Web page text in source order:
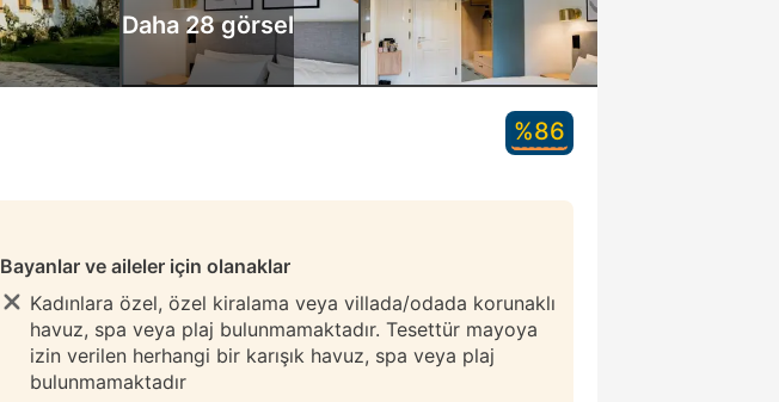
Daha 28 görsel
%86
Bayanlar ve aileler için olanaklar
Kadınlara özel, özel kiralama veya villada/odada korunaklı
havuz, spa veya plaj bulunmamaktadır. Tesettür mayoya
izin verilen herhangi bir karışık havuz, spa veya plaj
bulunmamaktadır